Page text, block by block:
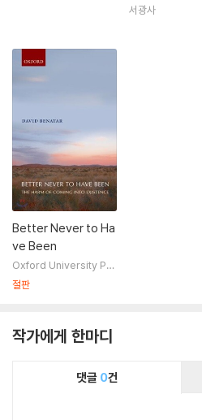
서광사
Better Never to Ha
ve Been
Oxford University Pre
ss, USA
절판
작가에게 한마디
댓글 0건